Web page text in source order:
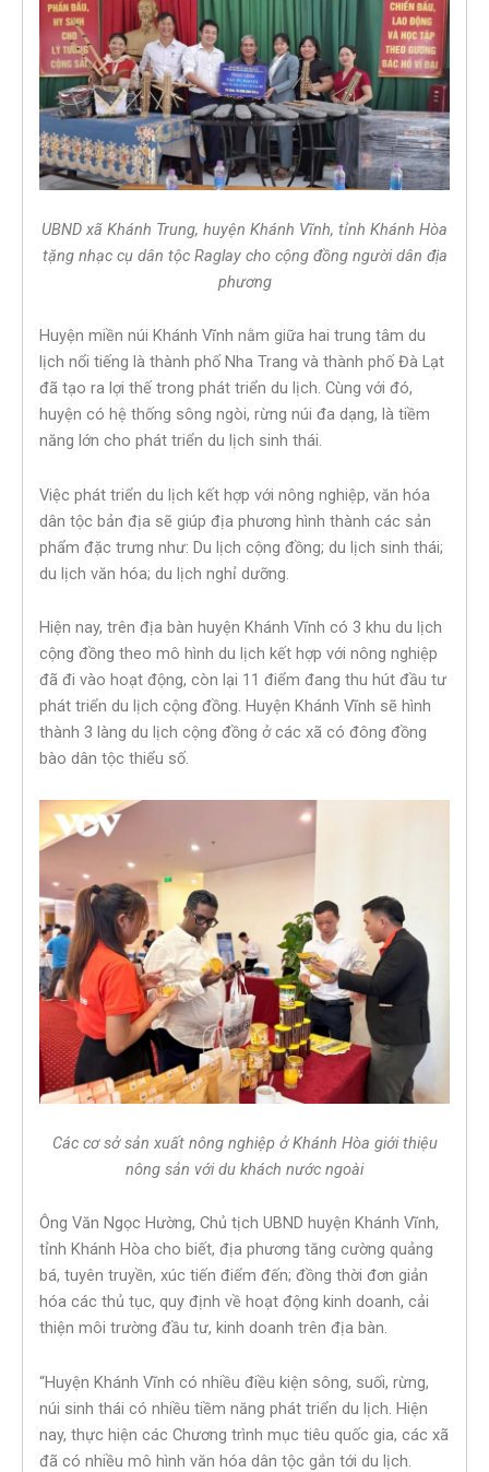
UBND xã Khánh Trung, huyện Khánh Vĩnh, tỉnh Khánh Hòa
tặng nhạc cụ dân tộc Raglay cho cộng đồng người dân địa
phương
Huyện miền núi Khánh Vĩnh nằm giữa hai trung tâm du
lịch nổi tiếng là thành phố Nha Trang và thành phố Đà Lạt
đã tạo ra lợi thế trong phát triển du lịch. Cùng với đó,
huyện có hệ thống sông ngòi, rừng núi đa dạng, là tiềm
năng lớn cho phát triển du lịch sinh thái.
Việc phát triển du lịch kết hợp với nông nghiệp, văn hóa
dân tộc bản địa sẽ giúp địa phương hình thành các sản
phẩm đặc trưng như: Du lịch cộng đồng; du lịch sinh thái;
du lịch văn hóa; du lịch nghỉ dưỡng.
Hiện nay, trên địa bàn huyện Khánh Vĩnh có 3 khu du lịch
cộng đồng theo mô hình du lịch kết hợp với nông nghiệp
đã đi vào hoạt động, còn lại 11 điểm đang thu hút đầu tư
phát triển du lịch cộng đồng. Huyện Khánh Vĩnh sẽ hình
thành 3 làng du lịch cộng đồng ở các xã có đông đồng
bào dân tộc thiểu số.
Các cơ sở sản xuất nông nghiệp ở Khánh Hòa giới thiệu
nông sản với du khách nước ngoài
Ông Văn Ngọc Hường, Chủ tịch UBND huyện Khánh Vĩnh,
tỉnh Khánh Hòa cho biết, địa phương tăng cường quảng
bá, tuyên truyền, xúc tiến điểm đến; đồng thời đơn giản
hóa các thủ tục, quy định về hoạt động kinh doanh, cải
thiện môi trường đầu tư, kinh doanh trên địa bàn.
“Huyện Khánh Vĩnh có nhiều điều kiện sông, suối, rừng,
núi sinh thái có nhiều tiềm năng phát triển du lịch. Hiện
nay, thực hiện các Chương trình mục tiêu quốc gia, các xã
đã có nhiều mô hình văn hóa dân tộc gắn tới du lịch.